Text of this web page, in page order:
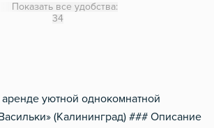
Стол, рабочее место
Показать все удобства:
34
уютной однокомнатной
(Калининград) ### Описание